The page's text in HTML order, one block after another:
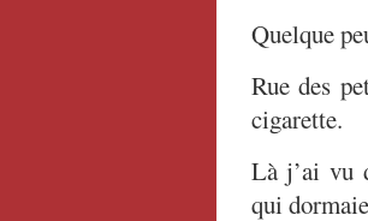
Quelque
Rue des
cigarette.
Là j’ai vu
qui